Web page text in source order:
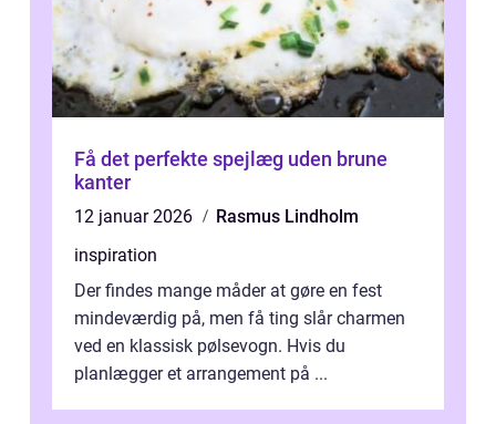
Få det perfekte spejlæg uden brune
kanter
12 januar 2026
Rasmus Lindholm
inspiration
Der findes mange måder at gøre en fest
mindeværdig på, men få ting slår charmen
ved en klassisk pølsevogn. Hvis du
planlægger et arrangement på ...